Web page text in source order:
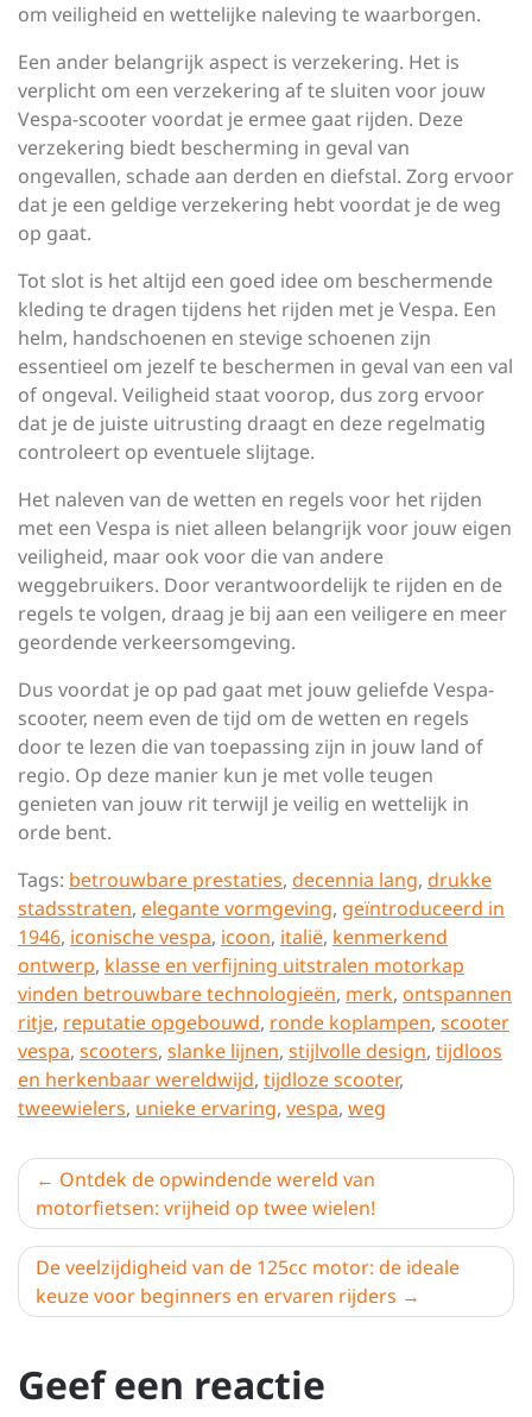
om veiligheid en wettelijke naleving te waarborgen.
Een ander belangrijk aspect is verzekering. Het is
verplicht om een verzekering af te sluiten voor jouw
Vespa-scooter voordat je ermee gaat rijden. Deze
verzekering biedt bescherming in geval van
ongevallen, schade aan derden en diefstal. Zorg ervoor
dat je een geldige verzekering hebt voordat je de weg
op gaat.
Tot slot is het altijd een goed idee om beschermende
kleding te dragen tijdens het rijden met je Vespa. Een
helm, handschoenen en stevige schoenen zijn
essentieel om jezelf te beschermen in geval van een val
of ongeval. Veiligheid staat voorop, dus zorg ervoor
dat je de juiste uitrusting draagt en deze regelmatig
controleert op eventuele slijtage.
Het naleven van de wetten en regels voor het rijden
met een Vespa is niet alleen belangrijk voor jouw eigen
veiligheid, maar ook voor die van andere
weggebruikers. Door verantwoordelijk te rijden en de
regels te volgen, draag je bij aan een veiligere en meer
geordende verkeersomgeving.
Dus voordat je op pad gaat met jouw geliefde Vespa-
scooter, neem even de tijd om de wetten en regels
door te lezen die van toepassing zijn in jouw land of
regio. Op deze manier kun je met volle teugen
genieten van jouw rit terwijl je veilig en wettelijk in
orde bent.
Tags: betrouwbare prestaties, decennia lang, drukke
stadsstraten, elegante vormgeving, geïntroduceerd in
1946, iconische vespa, icoon, italië, kenmerkend
ontwerp, klasse en verfijning uitstralen motorkap
vinden betrouwbare technologieën, merk, ontspannen
ritje, reputatie opgebouwd, ronde koplampen, scooter
vespa, scooters, slanke lijnen, stijlvolle design, tijdloos
en herkenbaar wereldwijd, tijdloze scooter,
tweewielers, unieke ervaring, vespa, weg
Berichtnavigatie
Ontdek de opwindende wereld van
motorfietsen: vrijheid op twee wielen!
De veelzijdigheid van de 125cc motor: de ideale
keuze voor beginners en ervaren rijders
Geef een reactie